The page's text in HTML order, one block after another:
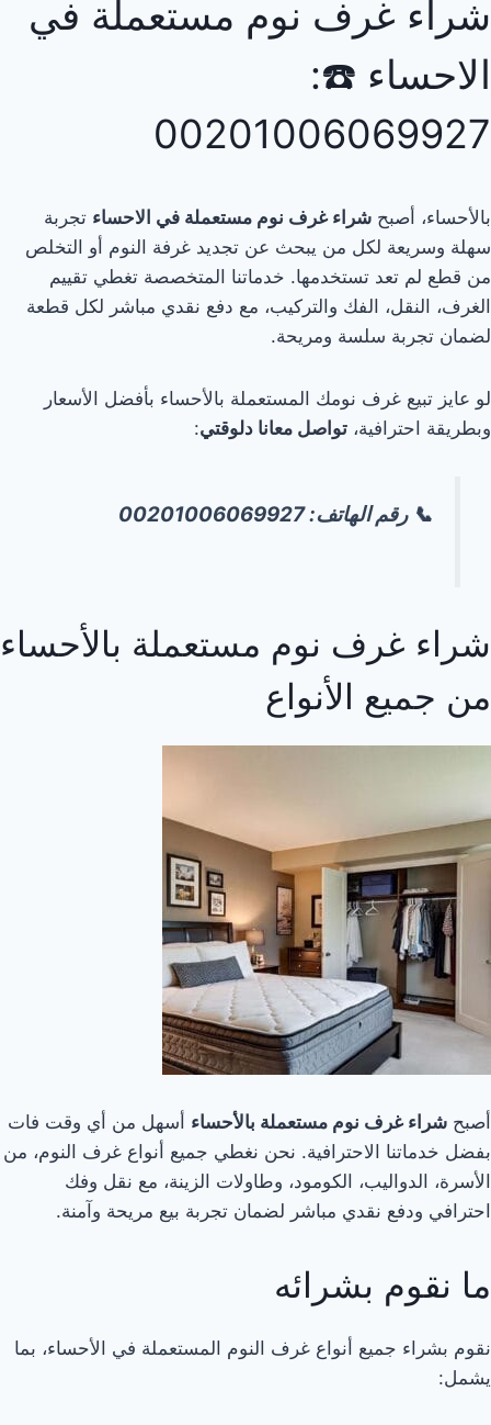
شراء غرف نوم مستعملة في
الاحساء ☎️:
00201006069927
بالأحساء، أصبح شراء غرف نوم مستعملة في الاحساء تجربة
سهلة وسريعة لكل من يبحث عن تجديد غرفة النوم أو التخلص
من قطع لم تعد تستخدمها. خدماتنا المتخصصة تغطي تقييم
الغرف، النقل، الفك والتركيب، مع دفع نقدي مباشر لكل قطعة
لضمان تجربة سلسة ومريحة.
لو عايز تبيع غرف نومك المستعملة بالأحساء بأفضل الأسعار
وبطريقة احترافية، تواصل معانا دلوقتي:
📞 رقم الهاتف: 00201006069927
شراء غرف نوم مستعملة بالأحساء
من جميع الأنواع
أصبح شراء غرف نوم مستعملة بالأحساء أسهل من أي وقت فات
بفضل خدماتنا الاحترافية. نحن نغطي جميع أنواع غرف النوم، من
الأسرة، الدواليب، الكومود، وطاولات الزينة، مع نقل وفك
احترافي ودفع نقدي مباشر لضمان تجربة بيع مريحة وآمنة.
ما نقوم بشرائه
نقوم بشراء جميع أنواع غرف النوم المستعملة في الأحساء، بما
يشمل: